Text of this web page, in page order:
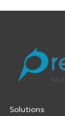
Solutions